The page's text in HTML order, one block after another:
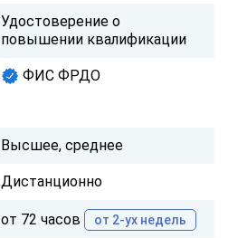
Удостоверение о
повышении квалификации
ФИС ФРДО
Высшее, среднее
Дистанционно
от 72 часов от 2-ух недель